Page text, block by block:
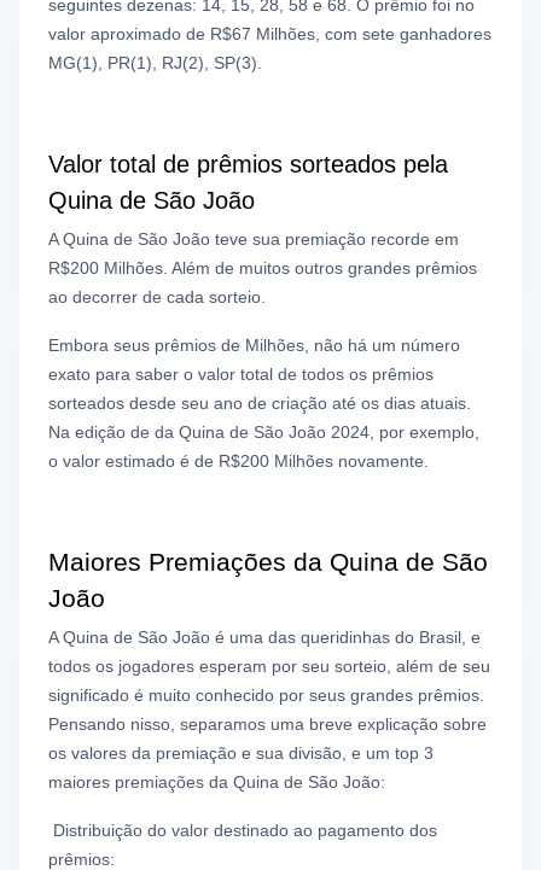
seguintes dezenas: 14, 15, 28, 58 e 68. O prêmio foi no
valor aproximado de R$67 Milhões, com sete ganhadores
MG(1), PR(1), RJ(2), SP(3).
Valor total de prêmios sorteados pela
Quina de São João
A Quina de São João teve sua premiação recorde em
R$200 Milhões. Além de muitos outros grandes prêmios
ao decorrer de cada sorteio.
Embora seus prêmios de Milhões, não há um número
exato para saber o valor total de todos os prêmios
sorteados desde seu ano de criação até os dias atuais.
Na edição de da Quina de São João 2024, por exemplo,
o valor estimado é de R$200 Milhões novamente.
Maiores Premiações da Quina de São
João
A Quina de São João é uma das queridinhas do Brasil, e
todos os jogadores esperam por seu sorteio, além de seu
significado é muito conhecido por seus grandes prêmios.
Pensando nisso, separamos uma breve explicação sobre
os valores da premiação e sua divisão, e um top 3
maiores premiações da Quina de São João:
Distribuição do valor destinado ao pagamento dos
prêmios: